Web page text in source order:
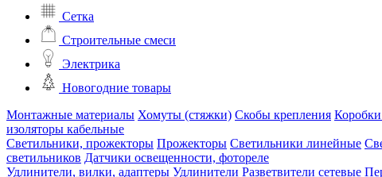
Сетка
Строительные смеси
Электрика
Новогодние товары
Монтажные материалы Хомуты (стяжки) Скобы крепления
изоляторы кабельные
Светильники, прожекторы Прожекторы Светильники линейные
светильников Датчики освещенности, фотореле
Удлинители, вилки, адаптеры Удлинители Разветвители сетевые